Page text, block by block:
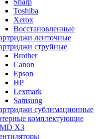
Toshiba
Xerox
Восстановленные
ленточные
струйные
Brother
Canon
Epson
HP
Lexmark
Samsung
сублимационные
комплектующие
X3